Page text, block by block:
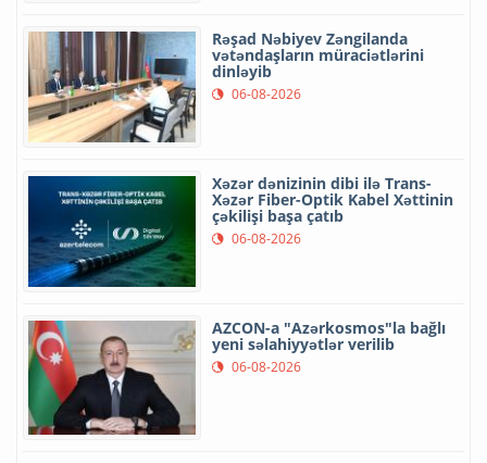
Rəşad Nəbiyev Zəngilanda
vətəndaşların müraciətlərini
dinləyib
06-08-2026
Xəzər dənizinin dibi ilə Trans-
Xəzər Fiber-Optik Kabel Xəttinin
çəkilişi başa çatıb
06-08-2026
AZCON-a "Azərkosmos"la bağlı
yeni səlahiyyətlər verilib
06-08-2026